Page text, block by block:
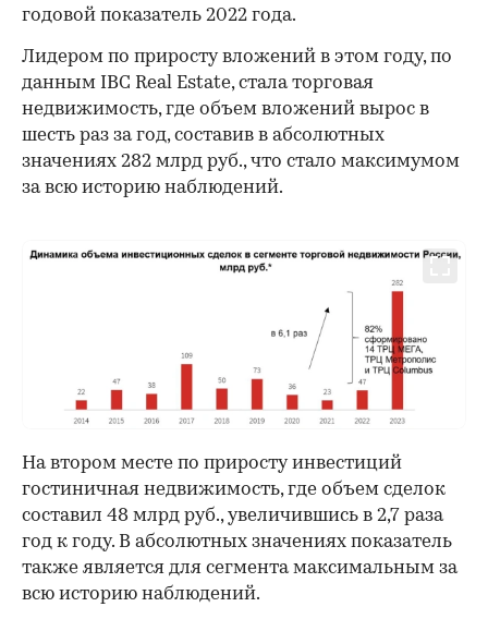
годовой показатель 2022 года.
Лидером по приросту вложений в этом году, по
данным IBC Real Estate, стала торговая
недвижимость, где объем вложений вырос в
шесть раз за год, составив в абсолютных
значениях 282 млрд руб., что стало максимумом
за всю историю наблюдений.
На втором месте по приросту инвестиций
гостиничная недвижимость, где объем сделок
составил 48 млрд руб., увеличившись в 2,7 раза
год к году. В абсолютных значениях показатель
также является для сегмента максимальным за
всю историю наблюдений.